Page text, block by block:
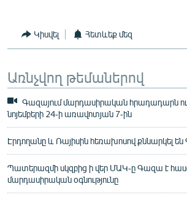
Կիսվել Հետևեք մեզ
Առնչվող թեմաներով
Գազայում մարդասիրական հրադադարն
նոյեմբերի 24-ի առավոտյան 7-ին
Էրդողանը և Ռայիսին հեռախոսով քննարկել
Պատերազմի սկզբից ի վեր ՄԱԿ-ը Գազա է
մարդասիրական օգնությունը